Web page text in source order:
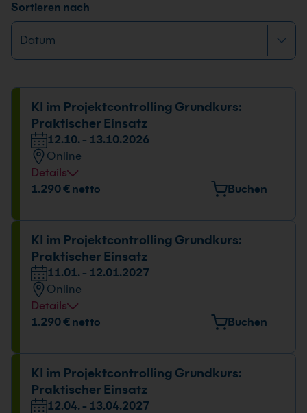
Sortieren nach
KI im Projektcontrolling Grundkurs:
Praktischer Einsatz
12.10. - 13.10.2026
Online
Details
1.290 € netto
Buchen
KI im Projektcontrolling Grundkurs:
Praktischer Einsatz
11.01. - 12.01.2027
Online
Details
1.290 € netto
Buchen
KI im Projektcontrolling Grundkurs:
Praktischer Einsatz
12.04. - 13.04.2027